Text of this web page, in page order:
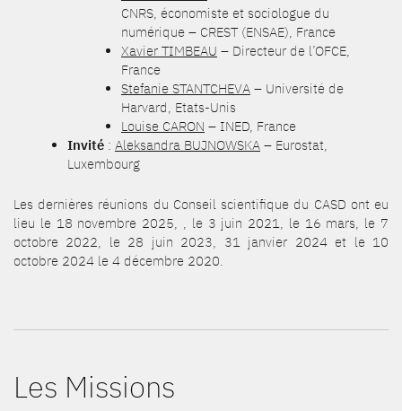
CNRS, économiste et sociologue du
numérique – CREST (ENSAE), France
Xavier TIMBEAU – Directeur de l’OFCE,
France
Stefanie STANTCHEVA– Université de
Harvard, Etats-Unis
Louise CARON – INED, France
Invité: Aleksandra BUJNOWSKA– Eurostat,
Luxembourg
Les dernières réunions du Conseil scientifique du CASD ont eu
lieu le 18 novembre 2025, , le 3 juin 2021, le 16 mars, le 7
octobre 2022, le 28 juin 2023, 31 janvier 2024 et le 10
octobre 2024 le 4 décembre 2020.
Les Missions